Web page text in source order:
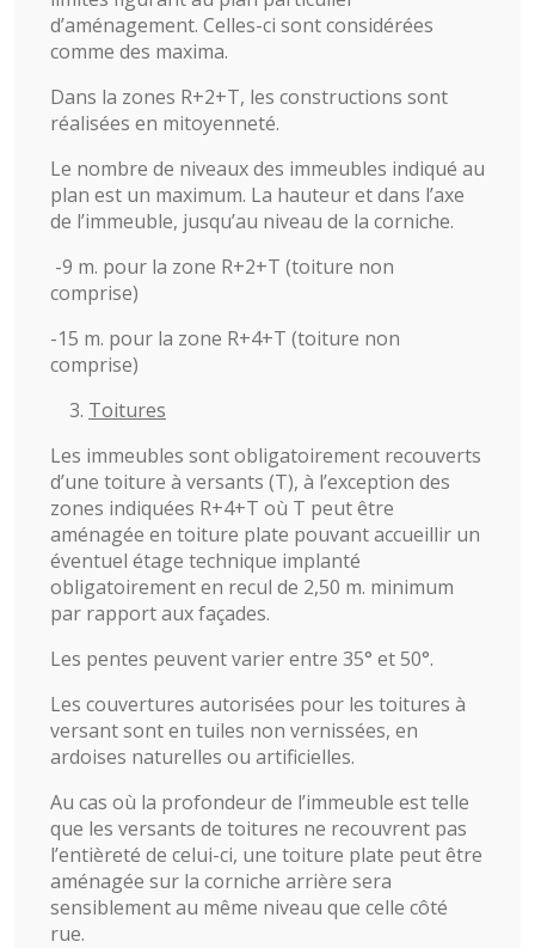
d’aménagement. Celles-ci sont considérées
comme des maxima.
Dans la zones R+2+T, les constructions sont
réalisées en mitoyenneté.
Le nombre de niveaux des immeubles indiqué au
plan est un maximum. La hauteur et dans l’axe
de l’immeuble, jusqu’au niveau de la corniche.
-9 m. pour la zone R+2+T (toiture non
comprise)
-15 m. pour la zone R+4+T (toiture non
comprise)
Toitures
Les immeubles sont obligatoirement recouverts
d’une toiture à versants (T), à l’exception des
zones indiquées R+4+T où T peut être
aménagée en toiture plate pouvant accueillir un
éventuel étage technique implanté
obligatoirement en recul de 2,50 m. minimum
par rapport aux façades.
Les pentes peuvent varier entre 35° et 50°.
Les couvertures autorisées pour les toitures à
versant sont en tuiles non vernissées, en
ardoises naturelles ou artificielles.
Au cas où la profondeur de l’immeuble est telle
que les versants de toitures ne recouvrent pas
l’entièreté de celui-ci, une toiture plate peut être
aménagée sur la corniche arrière sera
sensiblement au même niveau que celle côté
rue.